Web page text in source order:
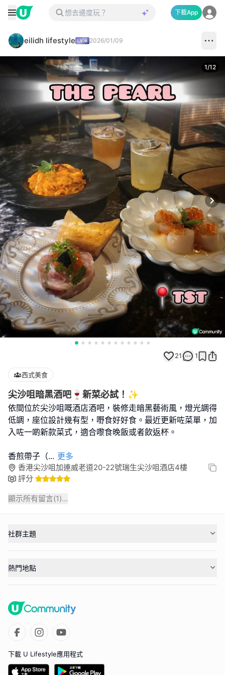
下載App
eilidh lifestyle 2026/01/09
1/12
21 1
西式美食
尖沙咀暗黑酒吧🍷新菜必試！✨
依間位於尖沙咀嘅酒店酒吧，裝修走暗黑藝術風，燈光調得
低調，座位設計幾有型，嘢食好好食。最近更新咗菜單，加
入咗一啲新款菜式，適合嚟食晚飯或者飲返杯。
香煎帶子（... 更多
香港尖沙咀加連威老道20-22號瑞生尖沙咀酒店4樓
評分
顯示所有留言(1)...
社群主題
熱門地點
下載 U Lifestyle應用程式